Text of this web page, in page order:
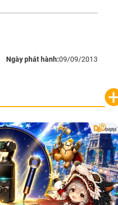
Ngày phát hành:09/09/2013